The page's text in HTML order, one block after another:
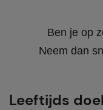
Ben je op
Neem dan
Leeftijds